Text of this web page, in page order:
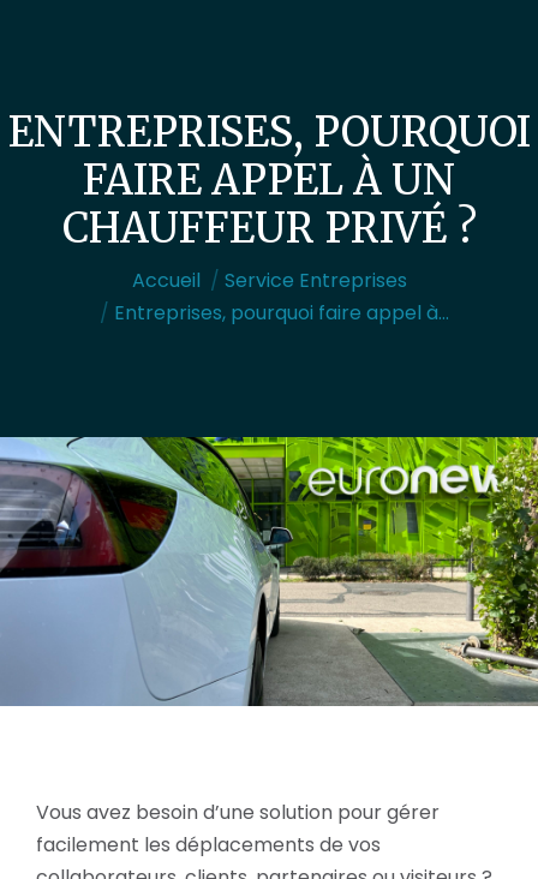
ENTREPRISES, POURQUOI
FAIRE APPEL À UN
CHAUFFEUR PRIVÉ ?
Vous êtes ici :
Accueil
Service Entreprises
Entreprises, pourquoi faire appel à…
Vous avez besoin d’une solution pour gérer
facilement les déplacements de vos